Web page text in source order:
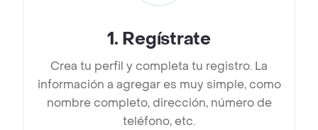
1. Regístrate
Crea tu perfil y completa tu registro. La
información a agregar es muy simple, como
nombre completo, dirección, número de
teléfono, etc.